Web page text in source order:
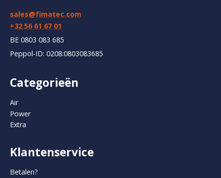
sales@fimatec.com
+32 56 61 67 01
BE 0803 083 685
Peppol-ID: 0208:0803083685
Categorieën
Air
Power
Extra
Klantenservice
Betalen?